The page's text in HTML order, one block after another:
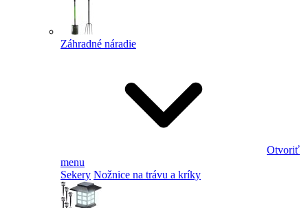
Záhradné náradie
Otvoriť
menu
Sekery Nožnice na trávu a kríky